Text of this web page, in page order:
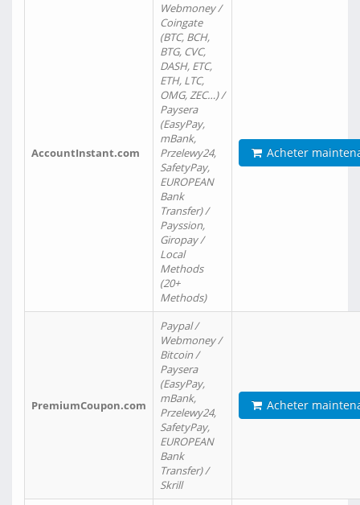
AccountInstant.com
Webmoney /
Coingate
(BTC, BCH,
BTG, CVC,
DASH, ETC,
ETH, LTC,
OMG, ZEC…) /
Paysera
(EasyPay,
mBank,
Przelewy24,
SafetyPay,
EUROPEAN
Bank
Transfer) /
Payssion,
Giropay /
Local
Methods
(20+
Methods)
Acheter
PremiumCoupon.com
Paypal /
Webmoney /
Bitcoin /
Paysera
(EasyPay,
mBank,
Przelewy24,
SafetyPay,
EUROPEAN
Bank
Transfer) /
Skrill
Acheter